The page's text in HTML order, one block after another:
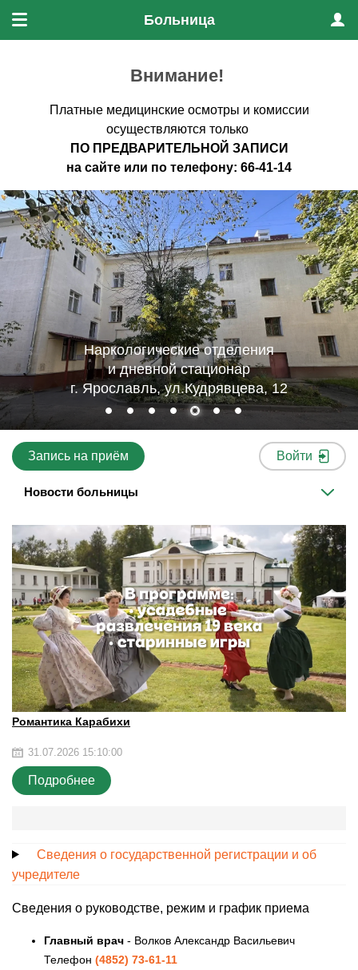
Меню
Больница
Внимание!
Платные медицинские осмотры и комиссии
осуществляются только
ПО ПРЕДВАРИТЕЛЬНОЙ ЗАПИСИ
на сайте или по телефону: 66-41-14
Наркологические отделения
и дневной стационар
г. Ярославль, ул.Кудрявцева, 12
Запись на приём Войти
Новости больницы
Романтика Карабихи
31.07.2026 15:10:00
Подробнее
Сведения о государственной регистрации и об
учредителе
Сведения о руководстве, режим и график приема
Главный врач - Волков Александр Васильевич
Телефон (4852) 73-61-11